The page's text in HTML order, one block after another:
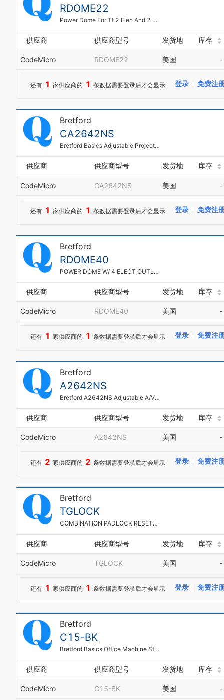
RDOME22
Power Dome For Tt 2 Elec And 2 Data Outl
供应商 供应商型号 发货地 库存
CodeMicro RDOME22 美国 -
还有 1 家供应商的 1 条数据需要登录后才会显示 登录 免费注
Bretford
CA2642NS
Bretford Basics Adjustable Projector Cart With Cabinet Ca2642ns - Cart For Projector / Notebook - Steel - Black Powder - Screen Size: Up To 20
供应商 供应商型号 发货地 库存
CodeMicro CA2642NS 美国 -
还有 1 家供应商的 1 条数据需要登录后才会显示 登录 免费注
Bretford
RDOME40
POWER DOME W/ 4 ELECT OUTLETS
供应商 供应商型号 发货地 库存
CodeMicro RDOME40 美国 -
还有 1 家供应商的 1 条数据需要登录后才会显示 登录 免费注
Bretford
A2642NS
Bretford A2642NS Adjustable A/V Projector Cart For 26 to 42 inches TV Laptop Computer - Black powder
供应商 供应商型号 发货地 库存
CodeMicro A2642NS 美国 -
还有 2 家供应商的 2 条数据需要登录后才会显示 登录 免费注
Bretford
TGLOCK
COMBINATION PADLOCK RESETTABLE
供应商 供应商型号 发货地 库存
CodeMicro TGLOCK 美国 -
还有 1 家供应商的 1 条数据需要登录后才会显示 登录 免费注
Bretford
C15-BK
Bretford Basics Office Machine Stand C15-bk - Printer Stand With Cabinet - Black
供应商 供应商型号 发货地 库存
CodeMicro C15-BK 美国 -